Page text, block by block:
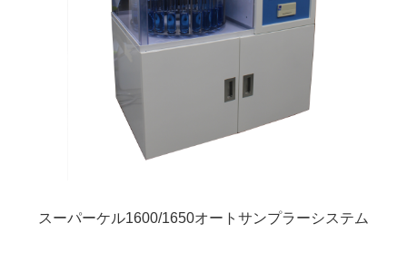
スーパーケル1600/1650オートサンプラーシステム